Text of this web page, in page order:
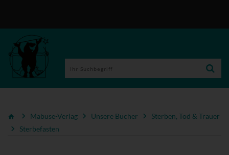
Mabuse-Verlag Unsere Bücher
Sterben, Tod & Trauer
Sterbefasten